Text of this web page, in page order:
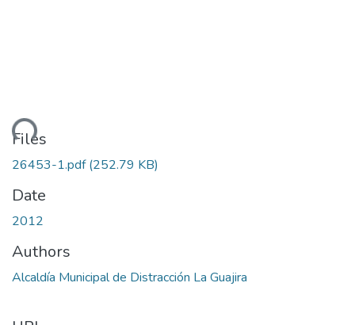
Files
26453-1.pdf(252.79 KB)
Date
2012
Authors
Alcaldía Municipal de Distracción La Guajira